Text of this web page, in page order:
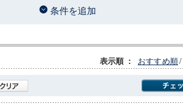
条件を追加
表示順 ： おすすめ順/